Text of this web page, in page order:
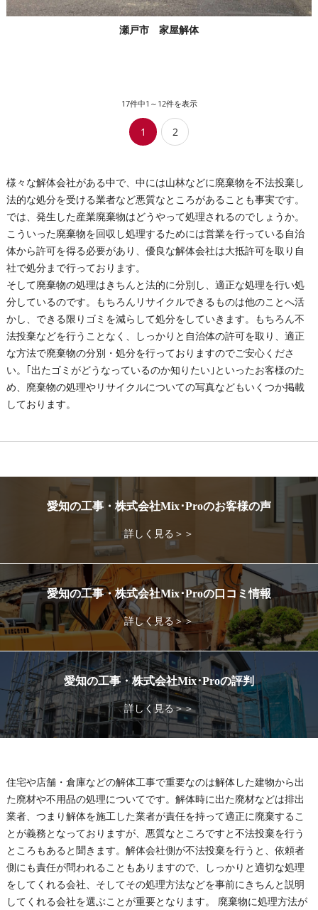
瀬戸市 家屋解体
17件中1～12件を表示
1 2
様々な解体会社がある中で、中には山林などに廃棄物を不法投棄し
法的な処分を受ける業者など悪質なところがあることも事実です。
では、発生した産業廃棄物はどうやって処理されるのでしょうか。
こういった廃棄物を回収し処理するためには営業を行っている自治
体から許可を得る必要があり、優良な解体会社は大抵許可を取り自
社で処分まで行っております。
そして廃棄物の処理はきちんと法的に分別し、適正な処理を行い処
分しているのです。もちろんリサイクルできるものは他のことへ活
かし、できる限りゴミを減らして処分をしていきます。もちろん不
法投棄などを行うことなく、しっかりと自治体の許可を取り、適正
な方法で廃棄物の分別・処分を行っておりますのでご安心くださ
い。｢出たゴミがどうなっているのか知りたい｣といったお客様のた
め、廃棄物の処理やリサイクルについての写真などもいくつか掲載
しております。
愛知の工事・株式会社Mix･Proのお客様の声
詳しく見る＞＞
愛知の工事・株式会社Mix･Proの口コミ情報
詳しく見る＞＞
愛知の工事・株式会社Mix･Proの評判
詳しく見る＞＞
住宅や店舗・倉庫などの解体工事で重要なのは解体した建物から出
た廃材や不用品の処理についてです。解体時に出た廃材などは排出
業者、つまり解体を施工した業者が責任を持って適正に廃棄するこ
とが義務となっておりますが、悪質なところですと不法投棄を行う
ところもあると聞きます。解体会社側が不法投棄を行うと、依頼者
側にも責任が問われることもありますので、しっかりと適切な処理
をしてくれる会社、そしてその処理方法などを事前にきちんと説明
してくれる会社を選ぶことが重要となります。 廃棄物に処理方法が